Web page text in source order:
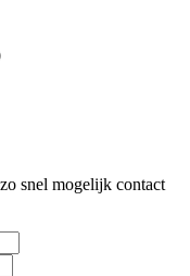
snel mogelijk contact